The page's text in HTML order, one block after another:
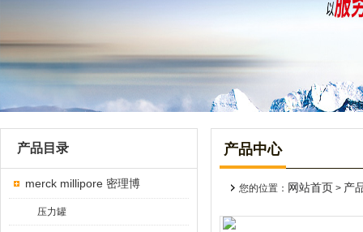
产品目录
merck millipore 密理博
压力罐
产品中心
您的位置： 网站首页 > 产